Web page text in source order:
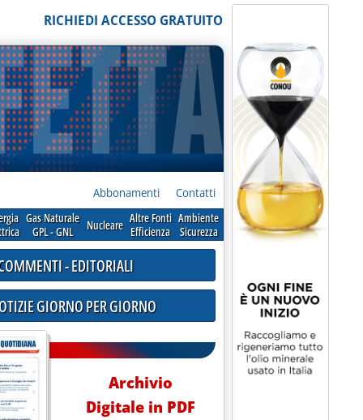
RICHIEDI ACCESSO GRATUITO
Abbonamenti Contatti
Gas Naturale
GPL - GNL
Nucleare Altre Fonti
Efficienza
Ambiente
Sicurezza
- EDITORIALI
GIORNO PER GIORNO
Archivio
Digitale in PDF